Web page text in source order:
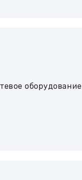
оборудование